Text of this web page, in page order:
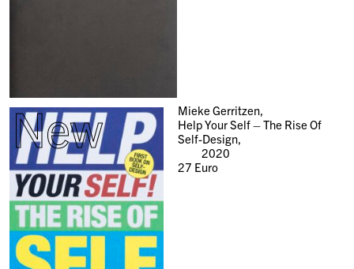
New
Mieke Gerritzen,
Help Your Self – The Rise Of
Self-Design,
2020
27 Euro